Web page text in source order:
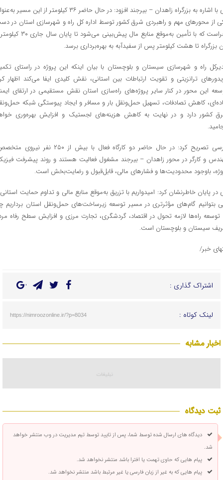
وی با اشاره به بزرگراه زاهدان – بیرجند افزود: در حال حاضر ۳۶ کیلومتر از این مسیر
از محورهای مهم و راهبردی شرق کشور توسط اداره کل راه و شهرسازی استان در
اجراست که با تأمین به‌موقع منابع مال پیش‌بینی می‌شود تا
بزرگراه تا هشت کیلومتر پس از سفیدآبه به بهره‌برداری برسد.
راه و شهرسازی سیستان و بلوچستان با بیان اینکه این پروژه در راستای
ترانزیتی و تقویت ارتباطات بین استانی، نقش کلیدی ایفا می‌کند اظهار
این محور در کنار سایر پروژه‌های راه‌سازی استان نقش مستقیمی در ارتقای
کاهش تصادفات، تسهیل حمل‌ونقل بار و مسافر و ایجاد پیوستگی شبکه
کشور دارد و در نهایت به کاهش هزینه‌های لجستیک و افزایش بهره‌وری
پارسی تصریح کرد: در حال حاضر دو کارگاه فعال با بیش از ۲۵۰ نفر
و کارگر در محور زاهدان – بیرجند مشغول فعالیت هستند و روند پیشرفت
باوجود محدودیت‌ها و فشارهای مالی، قابل‌قبول و رضایت‌بخش است.
در پایان خاطرنشان کرد: امیدواریم با تزریق به‌موقع منابع مالی و تداوم حمایت
بتوانیم گام‌های مؤثرتری در مسیر توسعه زیرساخت‌های حمل‌ونقل استان برداریم
توسعه راه‌ها لازمه تحول در اقتصاد، گردشگری، تجارت مرزی و افزایش سطح رفاه
سیستان و بلوچستان است.
خبر/
اشتراک گذاری :
لینک کوتاه : https://nimroozonline.ir/?p=8034
اخبار مشابه
ثبت دیدگاه
دیدگاه های ارسال شده توسط شما، پس از تایید توسط تیم مدیریت در وب منتشر خواهد
شد.
پیام هایی که حاوی تهمت یا افترا باشد منتشر نخواهد شد.
پیام هایی که به غیر از زبان فارسی یا غیر مرتبط باشد منتشر نخواهد شد.